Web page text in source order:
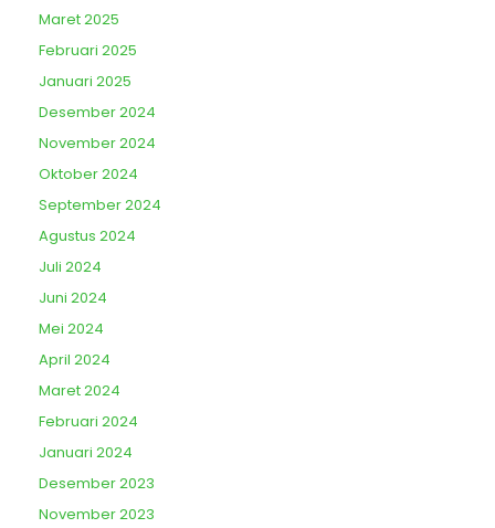
Maret 2025
Februari 2025
Januari 2025
Desember 2024
November 2024
Oktober 2024
September 2024
Agustus 2024
Juli 2024
Juni 2024
Mei 2024
April 2024
Maret 2024
Februari 2024
Januari 2024
Desember 2023
November 2023